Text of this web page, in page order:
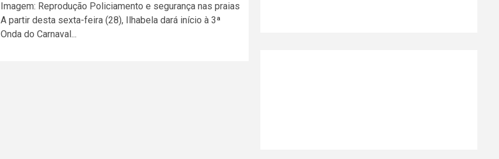
Imagem: Reprodução Policiamento e segurança nas praias
A partir desta sexta-feira (28), Ilhabela dará início à 3ª
Onda do Carnaval...